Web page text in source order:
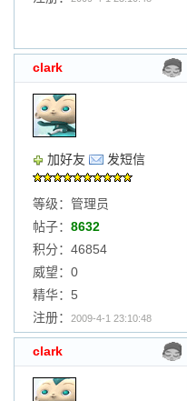
clark
加好友 发短信
等级：管理员
帖子： 8632
积分：46854
威望：0
精华：5
注册：
2009-4-1 23:10:48
clark